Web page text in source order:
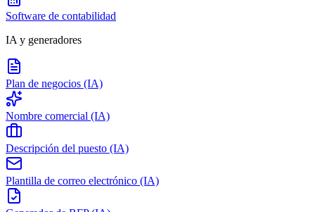
Software de contabilidad
IA y generadores
Plan de negocios (IA)
Nombre comercial (IA)
Descripción del puesto (IA)
Plantilla de correo electrónico (IA)